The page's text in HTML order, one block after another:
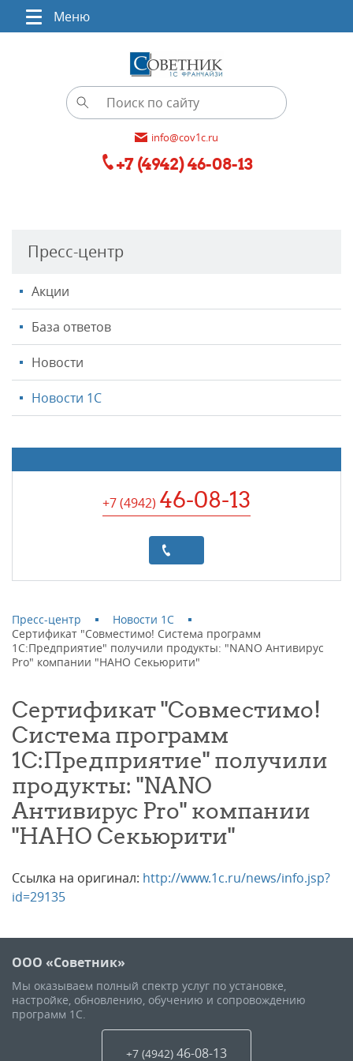
Меню
info@cov1c.ru
+7 (4942) 46-08-13
Пресс-центр
Акции
База ответов
Новости
Новости 1С
+7 (4942) 46-08-13
Пресс-центр
Новости 1С
Сертификат "Совместимо! Система программ
1С:Предприятие" получили продукты: "NANO Антивирус
Pro" компании "НАНО Секьюрити"
Сертификат "Совместимо!
Система программ
1С:Предприятие" получили
продукты: "NANO
Антивирус Pro" компании
"НАНО Секьюрити"
Ссылка на оригинал: http://www.1c.ru/news/info.jsp?
id=29135
ООО «Советник»
Мы оказываем полный спектр услуг по установке,
настройке, обновлению, обучению и сопровождению
программ 1С.
+7 (4942) 46-08-13